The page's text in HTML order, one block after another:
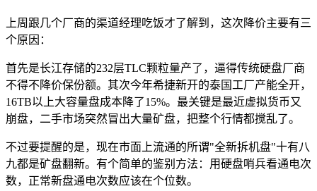
上周跟几个厂商的渠道经理吃饭才了解到，这次降价主要有三
个原因：
首先是长江存储的232层TLC颗粒量产了，逼得传统硬盘厂商
不得不降价保份额。其次今年希捷新开的泰国工厂产能全开，
16TB以上大容量盘成本降了15%。最关键是最近虚拟货币又
崩盘，二手市场突然冒出大量矿盘，把整个行情都搅乱了。
不过要提醒的是，现在市面上流通的所谓"全新拆机盘"十有八
九都是矿盘翻新。有个简单的鉴别方法：用硬盘哨兵看通电次
数，正常新盘通电次数应该在个位数。